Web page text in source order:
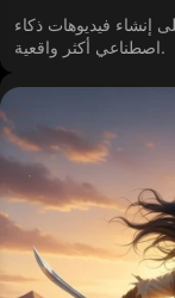
إنشاء فيديوهات ذكاء
اصطناعي أكثر واقعية.